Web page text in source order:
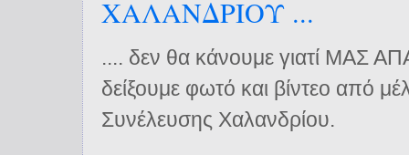
ΧΑΛΑΝΔΡΙΟΥ ...
.... δεν θα κάνουμε γιατί ΜΑΣ
δείξουμε φωτό και βίντεο από
Συνέλευσης Χαλανδρίου.